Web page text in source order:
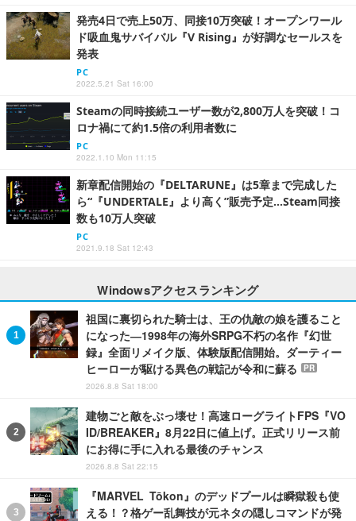
発売4日で売上50万、同接10万突破！オープンワール
ド吸血鬼サバイバル『V Rising』が好調なセールスを
発表
PC
2022.5.21 Sat 16:00
Steamの同時接続ユーザー数が2,800万人を突破！コ
ロナ禍にて約1.5倍の利用者数に
PC
2022.1.10 Mon 11:15
新章配信開始の『DELTARUNE』は5章まで完成した
ら“『UNDERTALE』より高く”販売予定…Steam同接
数も10万人突破
PC
2021.9.18 Sat 12:43
Windowsアクセスランキング
祖国に裏切られた騎士は、王の仇敵の娘を護ること
になった―1998年の海外SRPG不朽の名作『幻世
録』全面リメイク版、体験版配信開始。ダーティー
ヒーローが駆ける異色の戦記が令和に蘇る
PR
2026.8.8 Sat 18:00
建物ごと敵をぶっ壊せ！高速ローグライトFPS『VO
ID/BREAKER』8月22日に値上げ。正式リリース前
にお得に手に入れる最後のチャンス
2026.8.8 Sat 22:15
『MARVEL Tōkon』のデッドプールは瞬獄殺も使
える！？格ゲー乱舞技が元ネタの隠しコマンドが発